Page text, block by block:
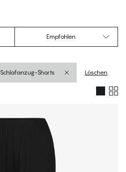
Empfohlen
Schlafanzug-Shorts Löschen